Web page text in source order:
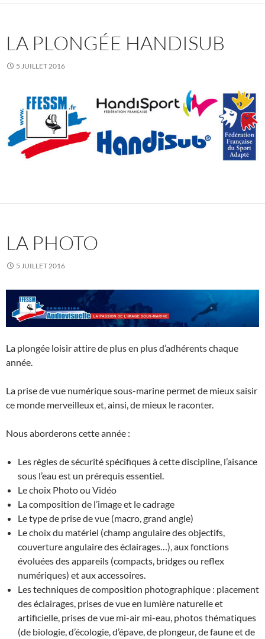
LA PLONGÉE HANDISUB
5 JUILLET 2016
LA PHOTO
5 JUILLET 2016
La plongée loisir attire de plus en plus d’adhérents chaque
année.
La prise de vue numérique sous-marine permet de mieux saisir
ce monde merveilleux et, ainsi, de mieux le raconter.
Nous aborderons cette année :
Les règles de sécurité spécifiques à cette discipline, l’aisance
sous l’eau est un prérequis essentiel.
Le choix Photo ou Vidéo
La composition de l’image et le cadrage
Le type de prise de vue (macro, grand angle)
Le choix du matériel (champ angulaire des objectifs,
couverture angulaire des éclairages…), aux fonctions
évoluées des appareils (compacts, bridges ou reflex
numériques) et aux accessoires.
Les techniques de composition photographique : placement
des éclairages, prises de vue en lumière naturelle et
artificielle, prises de vue mi-air mi-eau, photos thématiques
(de biologie, d’écologie, d’épave, de plongeur, de faune et de